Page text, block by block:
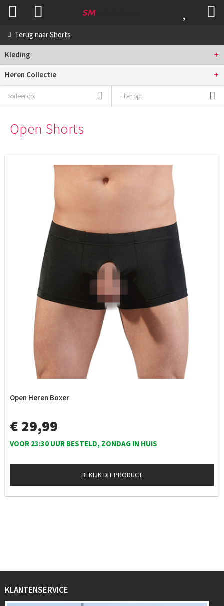
Terug naarShorts
Kleding +
Heren Collectie +
Sorteer op: Filter op:
Open Shorts
Open Heren Boxer
€ 29,99
VOOR 23:30 UUR BESTELD, ZONDAG IN HUIS
BEKIJK DIT PRODUCT
KLANTENSERVICE